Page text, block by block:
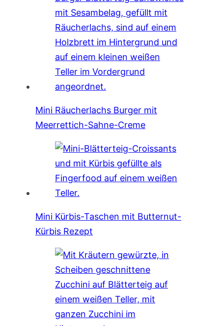
Mini Räucherlachs Burger mit
Meerrettich-Sahne-Creme
Mini Kürbis-Taschen mit Butternut-
Kürbis Rezept